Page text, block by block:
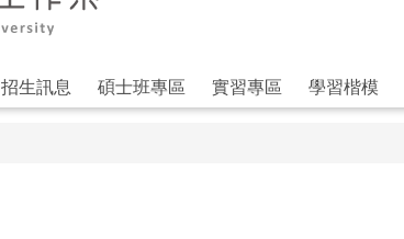
招生訊息 碩士班專區 實習專區 學習楷模